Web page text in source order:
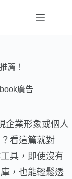
薦！
廣告
企業形象或個人
看這篇就對
具，即使沒有
，也能輕鬆透